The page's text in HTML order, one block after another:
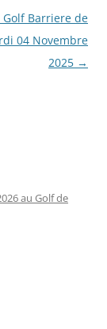
Golf Barriere de
04 Novembre
2025 →
au Golf de